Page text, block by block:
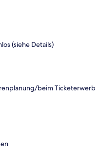
(siehe Details)
beim Ticketerwerb